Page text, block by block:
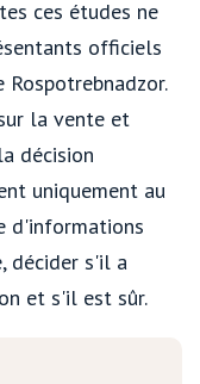
ces études ne
officiels
la vente et
décision
uniquement au
d'informations
décider s'il a
et s'il est sûr.